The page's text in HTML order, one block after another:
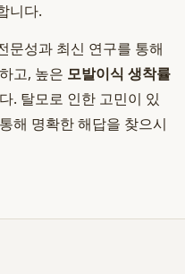
니다.
문성과 최신 연구를 통해
고, 높은 모발이식 생착률
. 탈모로 인한 고민이 있
해 명확한 해답을 찾으시